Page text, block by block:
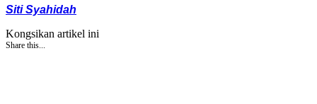
Siti Syahidah
Kongsikan artikel ini
Share this...